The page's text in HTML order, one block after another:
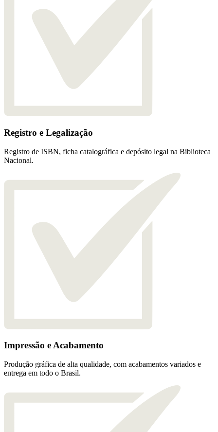
Registro e Legalização
Registro de ISBN, ficha catalográfica e depósito legal na Biblioteca
Nacional.
Impressão e Acabamento
Produção gráfica de alta qualidade, com acabamentos variados e
entrega em todo o Brasil.